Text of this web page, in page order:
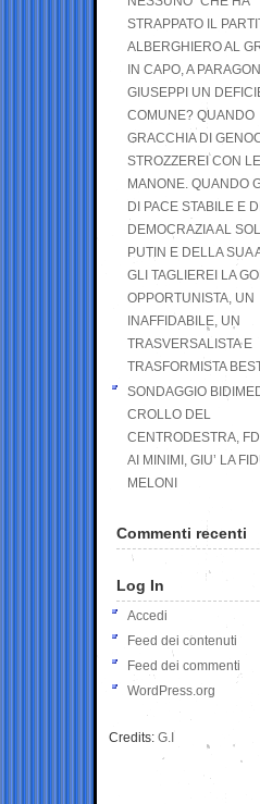
STRAPPATO IL
ALBERGHIERO AL
IN CAPO, A
GIUSEPPI UN
COMUNE? QUANDO
GRACCHIA DI
STROZZEREI CON
MANONE. QUANDO
DI PACE STABILE E DI
DEMOCRAZIA AL
PUTIN E DELLA SUA
GLI TAGLIEREI LA
OPPORTUNISTA, UN
INAFFIDABILE, UN
TRASVERSALISTA E
TRASFORMISTA
SONDAGGIO
CROLLO DEL
CENTRODESTRA,
AI MINIMI, GIU’ LA
MELONI
Commenti recenti
Log In
Accedi
Feed dei contenuti
Feed dei commenti
WordPress.org
Credits: G.I